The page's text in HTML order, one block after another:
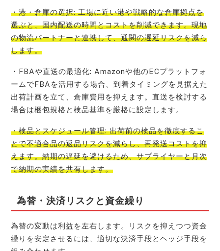
・港・倉庫の選択: 工場に近い港や戦略的な倉庫拠点を
選ぶと、国内配送の時間とコストを削減できます。現地
の物流パートナーと連携して、通関の遅延リスクを減ら
します。
・FBAや直送の最適化: Amazonや他のECプラットフォ
ームでFBAを活用する場合、到着タイミングを見据えた
出荷計画を立て、倉庫費用を抑えます。直送を検討する
場合は梱包規格と検品基準を厳格に設定します。
・検品とスケジュール管理: 出荷前の検品を徹底するこ
とで不適合品の返品リスクを減らし、再発送コストを抑
えます。納期の遅延を避けるため、サプライヤーと月次
で納期の実績を共有します。
為替・決済リスクと資金繰り
為替の変動は利益を左右します。リスクを抑えつつ資金
繰りを安定させるには、適切な決済手段とヘッジ手段を